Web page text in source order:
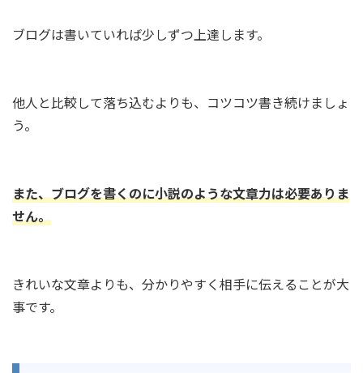
ブログは書いていれば少しずつ上達します。
他人と比較して落ち込むよりも、コツコツ書き続けましょ
う。
また、ブログを書くのに小説のような文章力は必要ありま
せん。
きれいな文章よりも、分かりやすく相手に伝えることが大
事です。